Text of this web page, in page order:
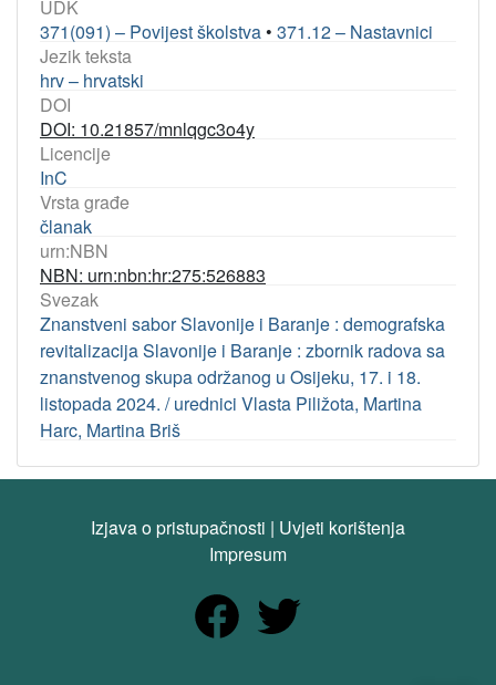
UDK
371(091) – Povijest školstva • 371.12 – Nastavnici
Jezik teksta
hrv – hrvatski
DOI
DOI: 10.21857/mnlqgc3o4y
Licencije
InC
Vrsta građe
članak
urn:NBN
NBN: urn:nbn:hr:275:526883
Svezak
Znanstveni sabor Slavonije i Baranje : demografska
revitalizacija Slavonije i Baranje : zbornik radova sa
znanstvenog skupa održanog u Osijeku, 17. i 18.
listopada 2024. / urednici Vlasta Piližota, Martina
Harc, Martina Briš
Izjava o pristupačnosti | Uvjeti korištenja
Impresum